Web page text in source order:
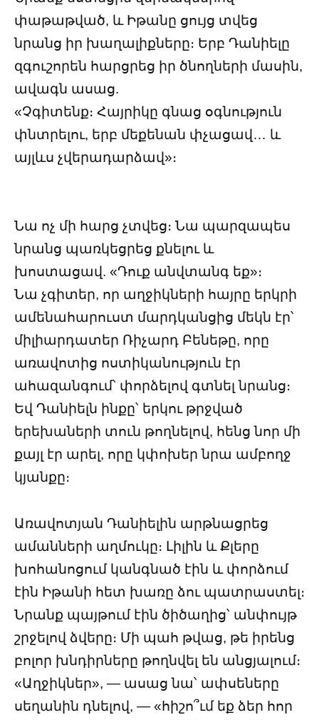
փաթաթված, և Իթանը ցույց տվեց
նրանց իր խաղալիքները։ Երբ Դանիելը
զգուշորեն հարցրեց իր ծնողների մասին,
ավագն ասաց.
«Չգիտենք։ Հայրիկը գնաց օգնություն
փնտրելու, երբ մեքենան փչացավ… և
այլևս չվերադարձավ»։
Նա ոչ մի հարց չտվեց։ Նա պարզապես
նրանց պառկեցրեց քնելու և
խոստացավ. «Դուք անվտանգ եք»։
Նա չգիտեր, որ աղջիկների հայրը երկրի
ամենահարուստ մարդկանցից մեկն էր՝
միլիարդատեր Ռիչարդ Բենեթը, որը
առավոտից ոստիկանություն էր
ահազանգում՝ փորձելով գտնել նրանց։
Եվ Դանիելն ինքը՝ երկու թրջված
երեխաների տուն թողնելով, հենց նոր մի
քայլ էր արել, որը կփոխեր նրա ամբողջ
կյանքը։
Առավոտյան Դանիելին արթնացրեց
ամանների աղմուկը։ Լիլին և Քլերը
խոհանոցում կանգնած էին և փորձում
էին Իթանի հետ խառը ձու պատրաստել։
Նրանք պայթում էին ծիծաղից՝ անփույթ
շրջելով ձվերը։ Մի պահ թվաց, թե իրենց
բոլոր խնդիրները թողնվել են անցյալում։
«Աղջիկներ», — ասաց նա՝ ափսեները
սեղանին դնելով, — «հիշո՞ւմ եք ձեր հոր